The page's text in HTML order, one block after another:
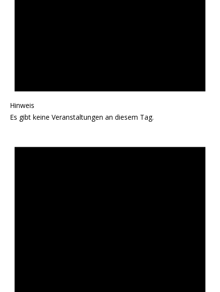
Hinweis
Es gibt keine Veranstaltungen an diesem Tag.